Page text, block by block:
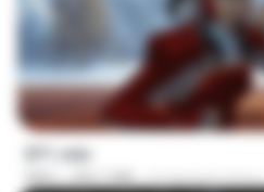
EP1.mkv
MKV 390.7 MB 4 miesiące temu